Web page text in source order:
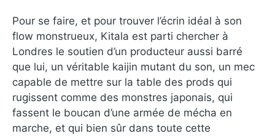
Pour se faire, et pour trouver l’écrin idéal à son
flow monstrueux, Kitala est parti chercher à
Londres le soutien d’un producteur aussi barré
que lui, un véritable kaijin mutant du son, un mec
capable de mettre sur la table des prods qui
rugissent comme des monstres japonais, qui
fassent le boucan d’une armée de mécha en
marche, et qui bien sûr dans toute cette